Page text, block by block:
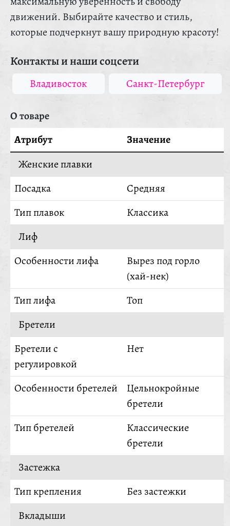
движений. Выбирайте качество и стиль,
которые подчеркнут вашу природную красоту!
Контакты и наши соцсети
Владивосток Санкт-Петербург
О товаре
Атрибут
Значение
Женские плавки
Посадка
Средняя
Тип плавок
Классика
Лиф
Особенности лифа
Вырез под горло
(хай-нек)
Тип лифа
Топ
Бретели
Бретели с
регулировкой
Нет
Особенности бретелей
Цельнокройные
бретели
Тип бретелей
Классические
бретели
Застежка
Тип крепления
Без застежки
Вкладыши